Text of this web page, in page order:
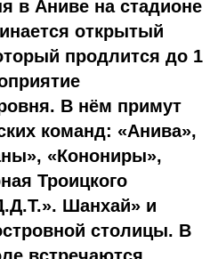
в Аниве на стадионе
открытый
продлится до 1
В нём примут
команд: «Анива»,
«Конониры»,
Троицкого
Шанхай» и
столицы. В